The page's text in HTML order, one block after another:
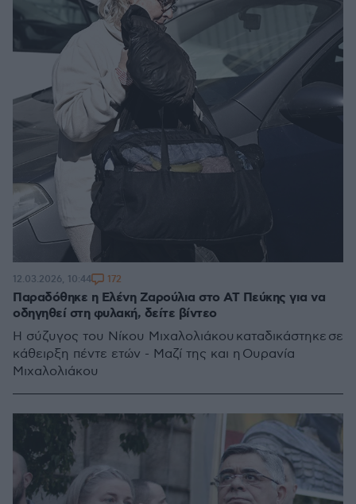
Παραδόθηκε η Ελένη Ζαρούλια στο ΑΤ Πεύκης για να
οδηγηθεί στη φυλακή, δείτε βίντεο
Η σύζυγος του Νίκου Μιχαλολιάκου καταδικάστηκε σε
κάθειρξη πέντε ετών - Μαζί της και η Ουρανία
Μιχαλολιάκου
12.03.2026, 10:44 172